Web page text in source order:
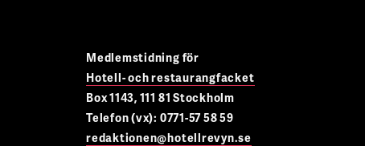
Medlemstidning för
Hotell- och restaurangfacket
Box 1143, 111 81 Stockholm
Telefon (vx): 0771-57 58 59
redaktionen@hotellrevyn.se